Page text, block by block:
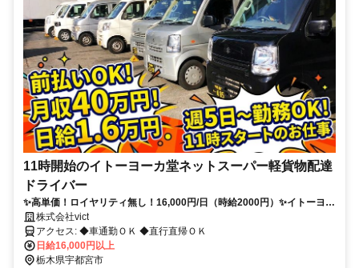
11時開始のイトーヨーカ堂ネットスーパー軽貨物配達
ドライバー
✨高単価！ロイヤリティ無し！16,000円/日（時給2000円）✨イトーヨー
カドーの新しいネットスーパー✨月収40万円超も！
株式会社vict
アクセス: ◆車通勤ＯＫ ◆直行直帰ＯＫ
日給16,000円以上
栃木県宇都宮市